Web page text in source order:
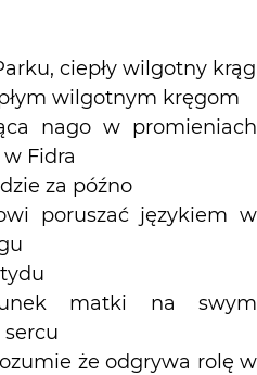
ciepły wilgotny krąg
wilgotnym kręgom
nago w promieniach
Fidra
za późno
poruszać językiem w
matki na swym
sercu
że odgrywa rolę w